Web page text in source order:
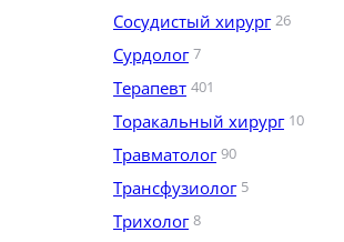
Сосудистый хирург 26
Сурдолог 7
Терапевт 401
Торакальный хирург 10
Травматолог 90
Трансфузиолог 5
Трихолог 8